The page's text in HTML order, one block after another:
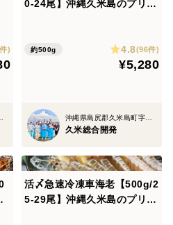
能ください。
ランド活き車海老”を是非ご
)
0-24尾】沖縄久米島のプリっ
【真空パック】【お刺身可】
【専用化粧箱】【熨斗可※名
約500g 4.8(96件)
¥5,280
久米総合開発
活〆急速冷凍車海老【500g/2
5-29尾】沖縄久米島のプリっ